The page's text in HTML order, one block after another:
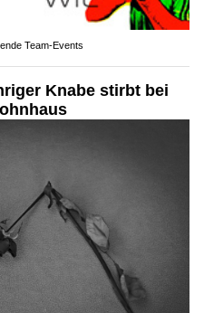
Team-Events
Knabe stirbt bei